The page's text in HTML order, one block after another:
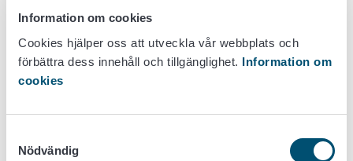
Information om cookies
Cookies hjälper oss att utveckla vår webbplats och
förbättra dess innehåll och tillgänglighet. Information om
cookies
Nödvändig
riskvärderingar. Projektet genomförs som ett samarbete
mellan Livsmedelsverket, Sveriges lantbruksuniversitet
(SLU), norska Vetenskapskommittén för mat och miljö
(VKM) och EPPO.
Projektgrupp
Mariela Marinova-Todorova (Livsmedelsverket)